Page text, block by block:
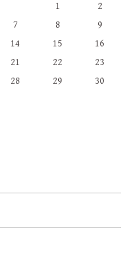
1
2
7 8
9
14 15
16
21 22
23
28 29
30